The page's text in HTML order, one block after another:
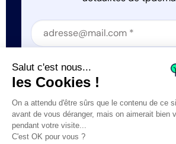
Section
Section
J'accepte que tp.demain utilise
Salut c'est nous...
les Cookies !
On a attendu d'être sûrs que le contenu de ce
avant de vous déranger, mais on aimerait bien
pendant votre visite...
C'est OK pour vous ?